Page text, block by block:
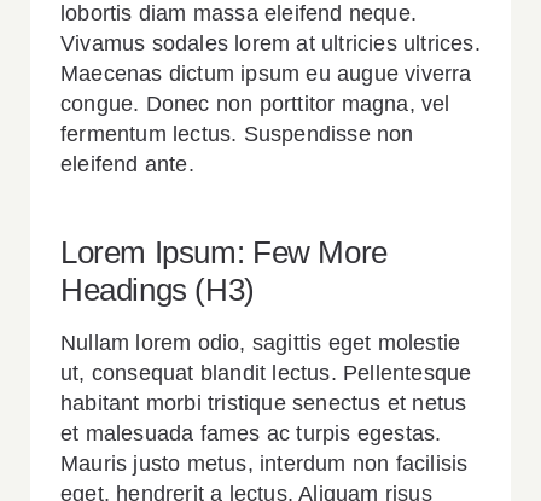
lobortis diam massa eleifend neque.
Vivamus sodales lorem at ultricies ultrices.
Maecenas dictum ipsum eu augue viverra
congue. Donec non porttitor magna, vel
fermentum lectus. Suspendisse non
eleifend ante.
Lorem Ipsum: Few More
Headings (H3)
Nullam lorem odio, sagittis eget molestie
ut, consequat blandit lectus. Pellentesque
habitant morbi tristique senectus et netus
et malesuada fames ac turpis egestas.
Mauris justo metus, interdum non facilisis
eget, hendrerit a lectus. Aliquam risus